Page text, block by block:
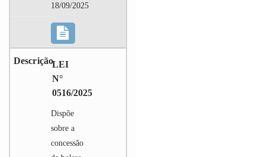
18/09/2025
LEI
N°
0516/2025
Dispõe
sobre a
concessão